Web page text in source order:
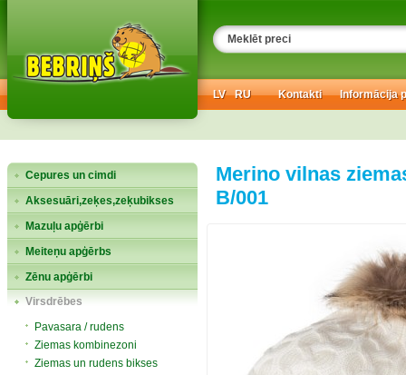
LV RU Informācija
Kontakti
Cepures un cimdi
Aksesuāri,zeķes,zeķubikses
Mazuļu apģērbi
Meiteņu apģērbs
Zēnu apģērbi
Virsdrēbes
Pavasara / rudens
Ziemas kombinezoni
Ziemas un rudens bikses
Merino vilnas
B/001